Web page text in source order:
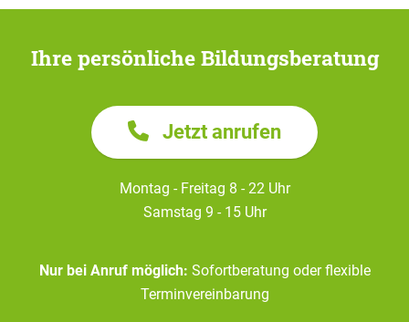
Ihre persönliche Bildungsberatung
Jetzt anrufen
Montag - Freitag 8 - 22 Uhr
Samstag 9 - 15 Uhr
Nur bei Anruf möglich: Sofortberatung oder flexible
Terminvereinbarung